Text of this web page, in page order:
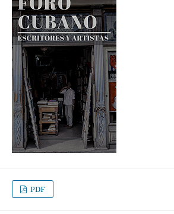
PDF